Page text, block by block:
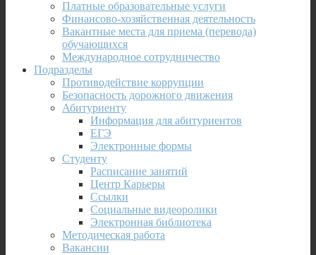
Платные образовательные услуги
Финансово-хозяйственная деятельность
Вакантные места для приема (перевода)
обучающихся
Международное сотрудничество
Подразделы
Противодействие коррупции
Безопасность дорожного движения
Абитуриенту
Информация для абитуриентов
ЕГЭ
Электронные формы
Студенту
Расписание занятий
Центр Карьеры
Ссылки
Социальные видеоролики
Электронная библиотека
Методическая работа
Вакансии